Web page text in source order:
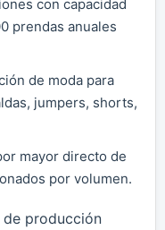
con capacidad
prendas anuales
de moda para
jumpers, shorts,
mayor directo de
por volumen.
de producción